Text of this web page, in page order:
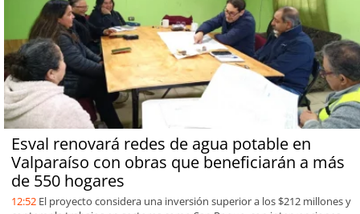
Esval renovará redes de agua potable en
Valparaíso con obras que beneficiarán a más
de 550 hogares
12:52 El proyecto considera una inversión superior a los $212 millones y